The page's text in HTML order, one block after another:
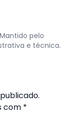
pelo
e técnica.
com *